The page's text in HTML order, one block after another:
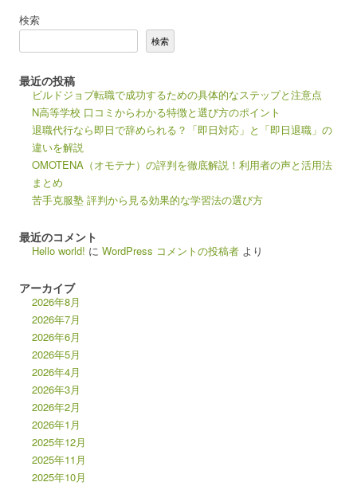
検索
検索
最近の投稿
ビルドジョブ転職で成功するための具体的なステップと注意点
N高等学校 口コミからわかる特徴と選び方のポイント
退職代行なら即日で辞められる？「即日対応」と「即日退職」の
違いを解説
OMOTENA（オモテナ）の評判を徹底解説！利用者の声と活用法
まとめ
苦手克服塾 評判から見る効果的な学習法の選び方
最近のコメント
Hello world! に WordPress コメントの投稿者 より
アーカイブ
2026年8月
2026年7月
2026年6月
2026年5月
2026年4月
2026年3月
2026年2月
2026年1月
2025年12月
2025年11月
2025年10月